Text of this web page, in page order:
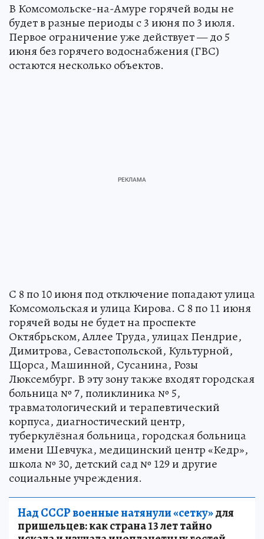
В Комсомольске-на-Амуре горячей воды не
будет в разные периоды с 3 июня по 3 июля.
Первое ограничение уже действует — до 5
июня без горячего водоснабжения (ГВС)
остаются несколько объектов.
С 8 по 10 июня под отключение попадают улица
Комсомольская и улица Кирова. С 8 по 11 июня
горячей воды не будет на проспекте
Октябрьском, Аллее Труда, улицах Пендрие,
Димитрова, Севастопольской, Культурной,
Щорса, Машинной, Сусанина, Розы
Люксембург. В эту зону также входят городская
больница № 7, поликлиника № 5,
травматологический и терапевтический
корпуса, диагностический центр,
туберкулёзная больница, городская больница
имени Шевчука, медицинский центр «Кедр»,
школа № 30, детский сад № 129 и другие
социальные учреждения.
Над СССР военные натянули «сетку»для
пришельцев: как страна 13 лет тайно